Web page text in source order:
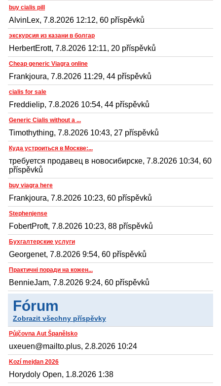
buy cialis pill
AlvinLex, 7.8.2026 12:12, 60 příspěvků
экскурсия из казани в болгар
HerbertErott, 7.8.2026 12:11, 20 příspěvků
Cheap generic Viagra online
Frankjoura, 7.8.2026 11:29, 44 příspěvků
cialis for sale
Freddielip, 7.8.2026 10:54, 44 příspěvků
Generic Cialis without a ...
Timothything, 7.8.2026 10:43, 27 příspěvků
Куда устроиться в Москве:...
требуется продавец в новосибирске, 7.8.2026 10:34, 60
příspěvků
buy viagra here
Frankjoura, 7.8.2026 10:23, 60 příspěvků
Stephenjense
FobertProft, 7.8.2026 10:23, 88 příspěvků
Бухгалтерские услуги
Georgenet, 7.8.2026 9:54, 60 příspěvků
Практичні поради на кожен...
BennieJam, 7.8.2026 9:24, 60 příspěvků
Fórum
Zobrazit všechny příspěvky
Půjčovna Aut Španělsko
uxeuen@mailto.plus, 2.8.2026 10:24
Kozí mejdan 2026
Horydoly Open, 1.8.2026 1:38